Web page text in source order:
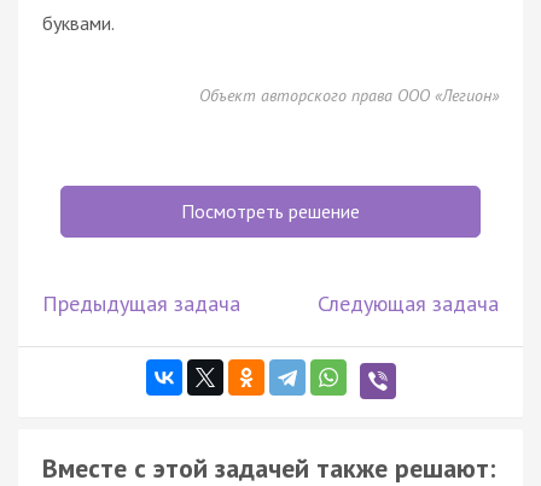
буквами.
Объект авторского права ООО «Легион»
Посмотреть решение
Предыдущая задача Следующая задача
Вместе с этой задачей также решают: